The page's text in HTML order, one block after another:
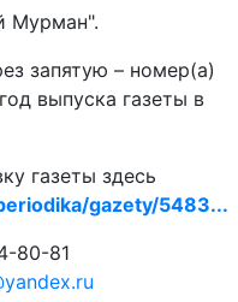
Мурман".
запятую – номер(а)
выпуска газеты в
газеты здесь
gazety/5483...
80-81